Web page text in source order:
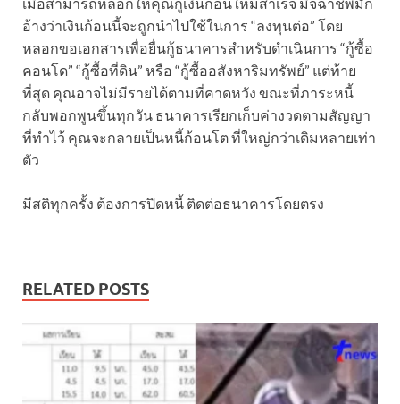
อ้างว่าเงินก้อนนี้จะถูกนำไปใช้ในการ “ลงทุนต่อ” โดย
หลอกขอเอกสารเพื่อยื่นกู้ธนาคารสำหรับดำเนินการ “กู้ซื้อ
คอนโด” “กู้ซื้อที่ดิน” หรือ “กู้ซื้ออสังหาริมทรัพย์” แต่ท้าย
ที่สุด คุณอาจไม่มีรายได้ตามที่คาดหวัง ขณะที่ภาระหนี้
กลับพอกพูนขึ้นทุกวัน ธนาคารเรียกเก็บค่างวดตามสัญญา
ที่ทำไว้ คุณจะกลายเป็นหนี้ก้อนโต ที่ใหญ่กว่าเดิมหลายเท่า
ตัว
มีสติทุกครั้ง ต้องการปิดหนี้ ติดต่อธนาคารโดยตรง
RELATED POSTS